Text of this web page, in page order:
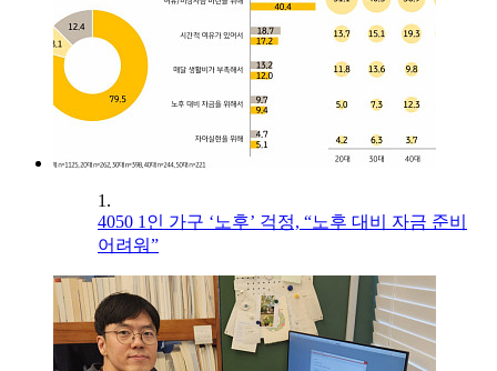
1.
4050 1인 가구 ‘노후’ 걱정, “노후 대비 자금 준비
어려워”